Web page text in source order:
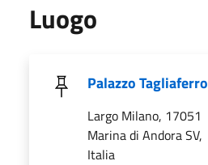
Luogo
Palazzo Tagliaferro
Largo Milano, 17051
Marina di Andora SV,
Italia